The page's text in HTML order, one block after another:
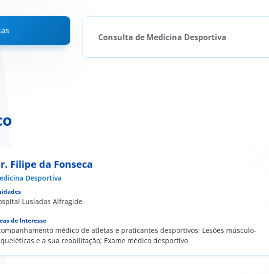
Consulta de Medicina Desportiva
Filipe da Fonseca
Desportiva
Lusíadas Alfragide
de Interesse
médico de atletas e praticantes desportivos; Lesões músculo-
e a sua reabilitação; Exame médico desportivo